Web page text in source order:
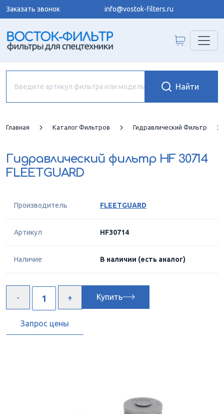
Заказать звонок info@vostok-filters.ru
Главная Каталог Фильтров Гидравлический Фильтр
Гидравлический фильтр HF 30714
FLEETGUARD
Производитель FLEETGUARD
Артикул HF30714
Наличие В наличии (есть аналог)
Купить
Запрос цены